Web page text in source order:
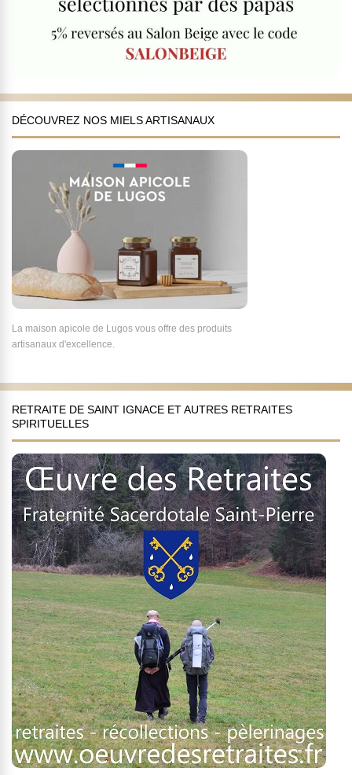
DÉCOUVREZ NOS MIELS ARTISANAUX
La maison apicole de Lugos vous offre des produits
artisanaux d'excellence.
RETRAITE DE SAINT IGNACE ET AUTRES RETRAITES
SPIRITUELLES